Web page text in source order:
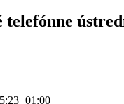
telefónne